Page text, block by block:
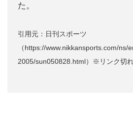
た。
引用元：日刊スポーツ
（https://www.nikkansports.com/ns/
2005/sun050828.html）※リンク切